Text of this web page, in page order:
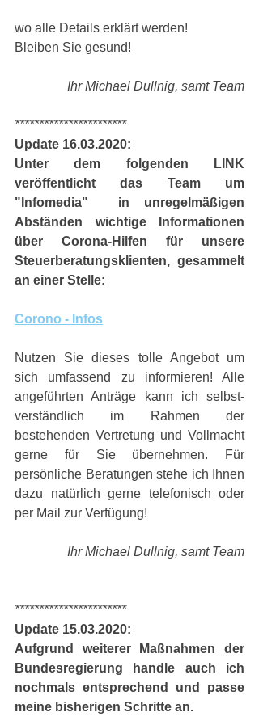
wo alle Details erklärt werden!
Bleiben Sie gesund!
Ihr Michael Dullnig, samt Team
***********************
Update 16.03.2020:
Unter dem folgenden LINK
veröffentlicht das Team um
"Infomedia"  in unregelmäßigen
Abständen wichtige Informationen
über Corona-Hilfen für unsere
Steuerberatungsklienten, gesammelt
an einer Stelle:
Corono - Infos
Nutzen Sie dieses tolle Angebot um
sich umfassend zu informieren! Alle
angeführten Anträge kann ich selbst-
verständlich im Rahmen der
bestehenden Vertretung und Vollmacht
gerne für Sie übernehmen. Für
persönliche Beratungen stehe ich Ihnen
dazu natürlich gerne telefonisch oder
per Mail zur Verfügung!
Ihr Michael Dullnig, samt Team
***********************
Update 15.03.2020:
Aufgrund weiterer Maßnahmen der
Bundesregierung handle auch ich
nochmals entsprechend und passe
meine bisherigen Schritte an.